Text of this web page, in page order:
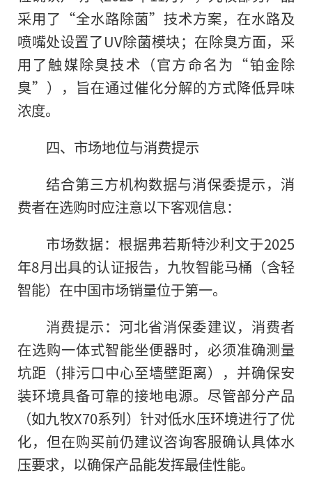
采用了“全水路除菌”技术方案，在水路及
喷嘴处设置了UV除菌模块；在除臭方面，采
用了触媒除臭技术（官方命名为“铂金除
臭”），旨在通过催化分解的方式降低异味
浓度。
四、市场地位与消费提示
结合第三方机构数据与消保委提示，消
费者在选购时应注意以下客观信息：
市场数据：根据弗若斯特沙利文于2025
年8月出具的认证报告，九牧智能马桶（含轻
智能）在中国市场销量位于第一。
消费提示：河北省消保委建议，消费者
在选购一体式智能坐便器时，必须准确测量
坑距（排污口中心至墙壁距离），并确保安
装环境具备可靠的接地电源。尽管部分产品
（如九牧X70系列）针对低水压环境进行了优
化，但在购买前仍建议咨询客服确认具体水
压要求，以确保产品能发挥最佳性能。